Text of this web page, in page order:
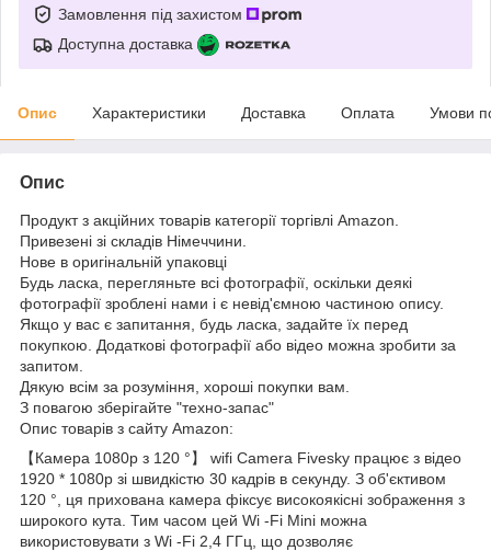
Замовлення під захистом
Доступна доставка
Опис Характеристики Доставка Оплата Умови
Опис
Продукт з акційних товарів категорії торгівлі Amazon.
Привезені зі складів Німеччини.
Нове в оригінальній упаковці
Будь ласка, перегляньте всі фотографії, оскільки деякі
фотографії зроблені нами і є невід'ємною частиною опису.
Якщо у вас є запитання, будь ласка, задайте їх перед
покупкою. Додаткові фотографії або відео можна зробити за
запитом.
Дякую всім за розуміння, хороші покупки вам.
З повагою зберігайте "техно-запас"
Опис товарів з сайту Amazon:
【Камера 1080p з 120 °】 wifi Camera Fivesky працює з відео
1920 * 1080p зі швидкістю 30 кадрів в секунду. З об'єктивом
120 °, ця прихована камера фіксує високоякісні зображення з
широкого кута. Тим часом цей Wi -Fi Mini можна
використовувати з Wi -Fi 2,4 ГГц, що дозволяє